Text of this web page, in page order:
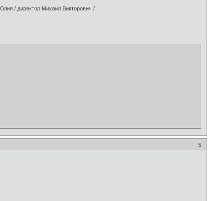
/ директор Михаил Викторович /
5